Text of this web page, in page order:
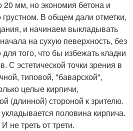
20 мм, но экономия бетона и
В общем дали отметки,
и начинаем выкладывать
на сухую певерхность, без
того, что бы избежать кладки
С эстетической точки зрения в
типовой, "баварской",
целые кирпичи,
(длинной) стороной к зрителю.
половина кирпича.
не треть от трети.